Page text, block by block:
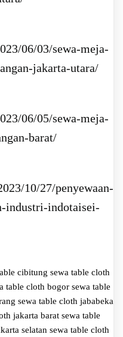
06/03/sewa-meja-
jakarta-utara/
06/05/sewa-meja-
barat/
10/27/penyewaan-
industri-indotaisei-
cibitung sewa table cloth
table cloth bogor sewa table
sewa table cloth jababeka
jakarta barat sewa table
selatan sewa table cloth